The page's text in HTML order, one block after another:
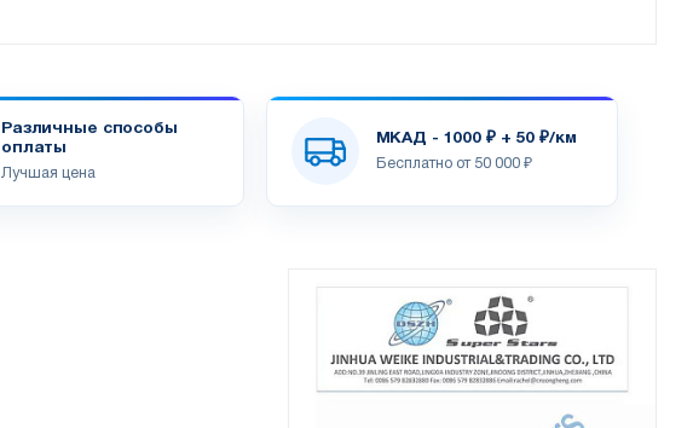
Различные способы
оплаты
Лучшая цена
МКАД - 1000 ₽ + 50 ₽/км
Бесплатно от 50 000 ₽